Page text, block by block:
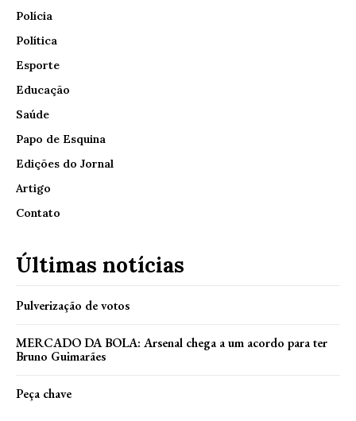
Polícia
Política
Esporte
Educação
Saúde
Papo de Esquina
Edições do Jornal
Artigo
Contato
Últimas notícias
Pulverização de votos
MERCADO DA BOLA: Arsenal chega a um acordo para ter
Bruno Guimarães
Peça chave